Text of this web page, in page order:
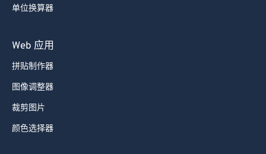
单位换算器
Web 应用
拼贴制作器
图像调整器
裁剪图片
颜色选择器